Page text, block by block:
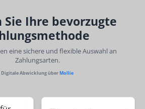
Sie Ihre bevorzugte
eine sichere und flexible Auswahl an
Zahlungsarten.
Digitale Abwicklung überMollie